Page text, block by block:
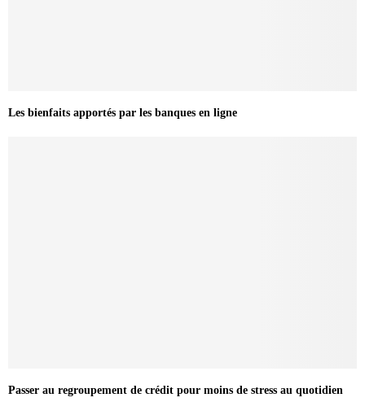
Les bienfaits apportés par les banques en ligne
Passer au regroupement de crédit pour moins de stress au quotidien